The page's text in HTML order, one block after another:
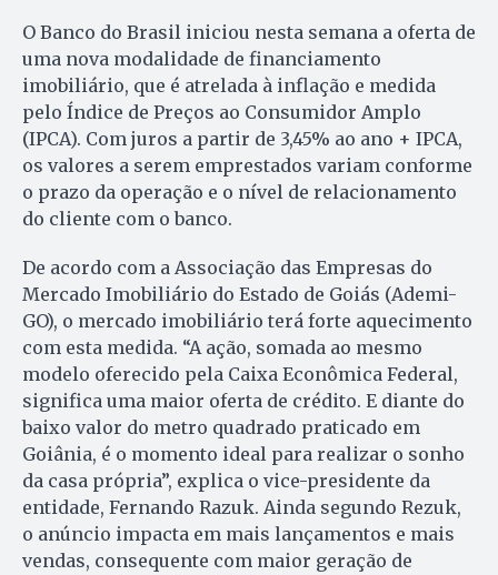
O Banco do Brasil iniciou nesta semana a oferta de
uma nova modalidade de financiamento
imobiliário, que é atrelada à inflação e medida
pelo Índice de Preços ao Consumidor Amplo
(IPCA). Com juros a partir de 3,45% ao ano + IPCA,
os valores a serem emprestados variam conforme
o prazo da operação e o nível de relacionamento
do cliente com o banco.
De acordo com a Associação das Empresas do
Mercado Imobiliário do Estado de Goiás (Ademi-
GO), o mercado imobiliário terá forte aquecimento
com esta medida. “A ação, somada ao mesmo
modelo oferecido pela Caixa Econômica Federal,
significa uma maior oferta de crédito. E diante do
baixo valor do metro quadrado praticado em
Goiânia, é o momento ideal para realizar o sonho
da casa própria”, explica o vice-presidente da
entidade, Fernando Razuk. Ainda segundo Rezuk,
o anúncio impacta em mais lançamentos e mais
vendas, consequente com maior geração de